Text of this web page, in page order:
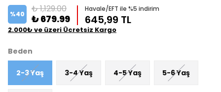
%40 ₺ 1,129.00
₺ 679.99
Havale/EFT ile %5 indirim
645,99 TL
2.000₺ ve üzeri Ücretsiz Kargo
Beden
2-3 Yaş 3-4 Yaş 4-5 Yaş 5-6 Yaş